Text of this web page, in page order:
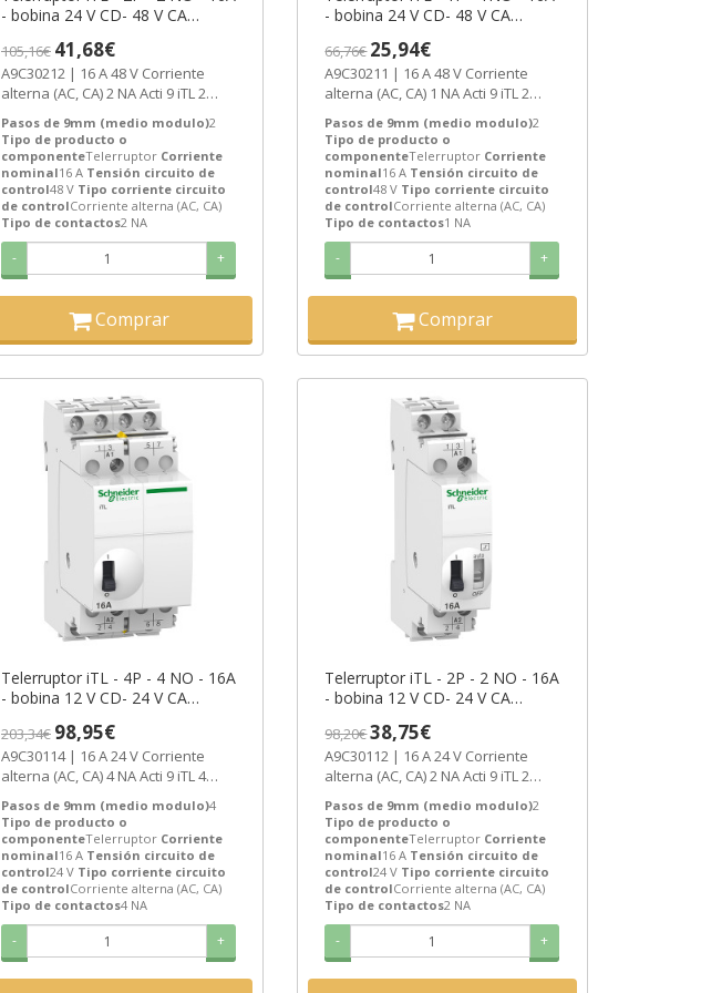
- bobina 24 V CD- 48 V CA
Schneider Electric
105,16€ 41,68€
A9C30212 | 16 A 48 V Corriente
alterna (AC, CA) 2 NA Acti 9 iTL 2
Pasos de 9mm (medio modulo)2
Tipo de producto o
componenteTelerruptor Corriente
nominal16 A Tensión circuito de
control48 V Tipo corriente circuito
de controlCorriente alterna (AC, CA)
Tipo de contactos2 NA
- +
Comprar
- bobina 24 V CD- 48 V CA
Schneider Electric
66,76€25,94€
A9C30211 | 16 A 48 V Corriente
alterna (AC, CA) 1 NA Acti 9 iTL 2
Pasos de 9mm (medio modulo)2
Tipo de producto o
componenteTelerruptor Corriente
nominal16 A Tensión circuito de
control48 V Tipo corriente circuito
de controlCorriente alterna (AC, CA)
Tipo de contactos1 NA
- +
Comprar
Telerruptor iTL - 4P - 4 NO - 16A
- bobina 12 V CD- 24 V CA
Schneider Electric [PLAZO 3-6
SEMANAS]
203,34€ 98,95€
A9C30114 | 16 A 24 V Corriente
alterna (AC, CA) 4 NA Acti 9 iTL 4
Pasos de 9mm (medio modulo)4
Tipo de producto o
componenteTelerruptor Corriente
nominal16 A Tensión circuito de
control24 V Tipo corriente circuito
de controlCorriente alterna (AC, CA)
Tipo de contactos4 NA
- +
Telerruptor iTL - 2P - 2 NO - 16A
- bobina 12 V CD- 24 V CA
Schneider Electric
98,20€38,75€
A9C30112 | 16 A 24 V Corriente
alterna (AC, CA) 2 NA Acti 9 iTL 2
Pasos de 9mm (medio modulo)2
Tipo de producto o
componenteTelerruptor Corriente
nominal16 A Tensión circuito de
control24 V Tipo corriente circuito
de controlCorriente alterna (AC, CA)
Tipo de contactos2 NA
- +